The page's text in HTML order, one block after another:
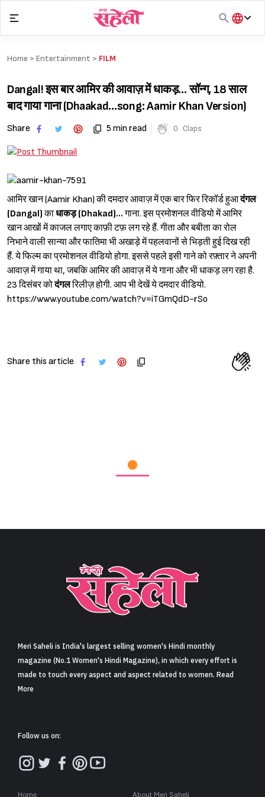
content
हिंदी
Home > Entertainment > FILM
Dangal! इस बार आमिर की आवाज़ में धाकड़… सॉन्ग, 18 साल
बाद गाया गाना (Dhaakad…song: Aamir Khan Version)
Share 5 min read 0 Claps
आमिर खान (Aamir Khan) की दमदार आवाज़ में एक बार फिर रिकॉर्ड हुआदंगल
(Dangal)काधाकड़ (Dhakad)...गाना. इस प्रमोशनल वीडियो में आमिर
खान आखों में काजल लगाए काफ़ी टफ़ लग रहे हैं. गीता और बबीता का रोल
निभाने वाली सान्या और फातिमा भी अखाड़े में पहलवानों से भिड़ती हुई दिख रही
हैं. ये फिल्म का प्रमोशनल वीडियो होगा. इससे पहले इसी गाने को रफ़्तार ने अपनी
आवाज़ में गाया था, जबकि आमिर की आवाज़ में ये गाना और भी धाकड़ लग रहा है.
23 दिसंबर कोदंगलरिलीज़ होगी. आप भी देखें ये दमदार वीडियो.
https://www.youtube.com/watch?v=iTGmQdD-rSo
Share this article
Meri Saheli is India's largest selling women's Hindi monthly
magazine (No.1 Women's Hindi Magazine), in which every effort is
made to touch every aspect and aspect related to women. Read
More
Follow us on:
Home About Meri Saheli